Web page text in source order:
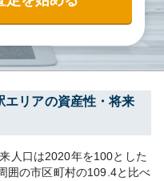
エリアの資産性・将来
人口は2020年を100とした
囲の市区町村の109.4と比べ